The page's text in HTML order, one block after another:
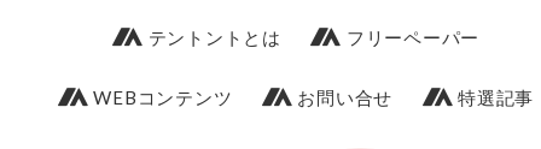
テントントとは フリーペーパー
WEBコンテンツ お問い合せ 特選記事